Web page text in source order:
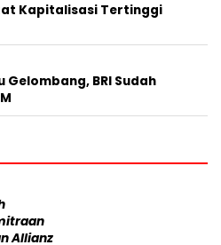
Kapitalisasi Tertinggi
Gelombang, BRI Sudah
Allianz